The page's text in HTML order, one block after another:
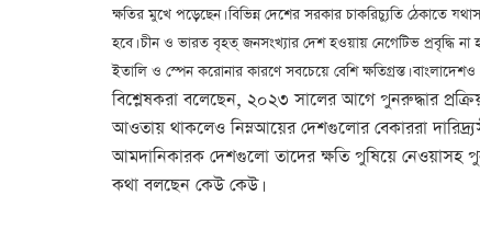
ক্ষতির মুখে পড়েছেন। বিভিন্ন দেশের সরকার চাকরিচ্যুতি ঠেকাতে
হবে। চীন ও ভারত বৃহত্ জনসংখ্যার দেশ হওয়ায় নেগেটিভ প্রবৃদ্ধি না
ইতালি ও স্পেন করোনার কারণে সবচেয়ে বেশি ক্ষতিগ্রস্ত।
বিশ্লেষকরা বলেছেন, ২০২৩ সালের আগে পুনরুদ্ধার
আওতায় থাকলেও নিম্নআয়ের দেশগুলোর বেকাররা
আমদানিকারক দেশগুলো তাদের ক্ষতি পুষিয়ে নেওয়াসহ
কথা বলছেন কেউ কেউ।